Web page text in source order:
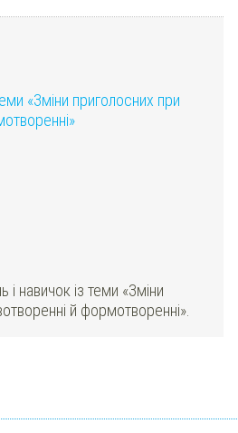
«Зміни приголосних при
і навичок із теми «Зміни
й формотворенні».